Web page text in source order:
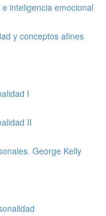
inteligencia emocional
y conceptos afines
I
II
George Kelly